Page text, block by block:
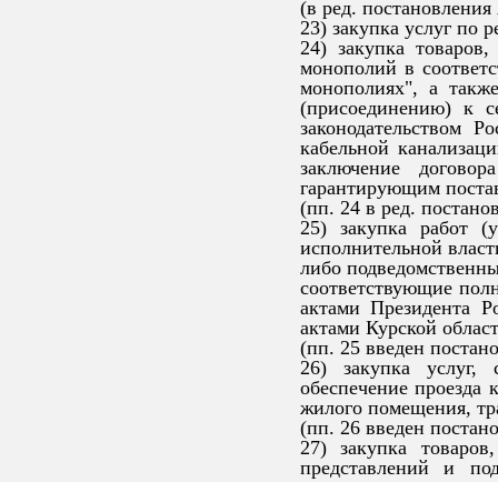
(в ред.
23) закупка услуг по
24) закупка товаров,
монополий в
монополиях", а
(присоединению) к
законодательством
кабельной
заключение
гарантирующим
(пп. 24 в ред.
25) закупка работ
исполнительной
либо
соответствующие
актами Президента
актами Курской
(пп. 25 введен
26) закупка услуг,
обеспечение
жилого помещения,
(пп. 26 введен
27) закупка
представлений и